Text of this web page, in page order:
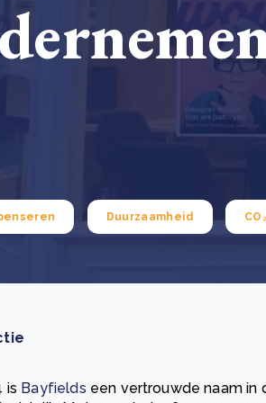
transformerende stap voor
in Sri Lanka
Lees
uw positie als leverancier: wat verandert
Lees
Duurzaamheid
is Bayfields een vertrouwde naam in